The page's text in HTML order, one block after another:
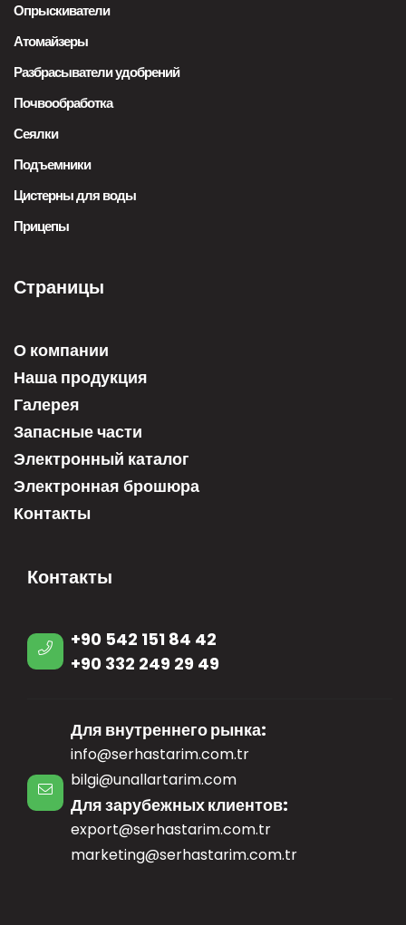
Опрыскиватели
Атомайзеры
Разбрасыватели удобрений
Почвообработка
Сеялки
Подъемники
Цистерны для воды
Прицепы
Страницы
О компании
Наша продукция
Галерея
Запасные части
Электронный каталог
Электронная брошюра
Контакты
Контакты
+90 542 151 84 42
+90 332 249 29 49
Для внутреннего рынка:
info@serhastarim.com.tr
bilgi@unallartarim.com
Для зарубежных клиентов:
export@serhastarim.com.tr
marketing@serhastarim.com.tr